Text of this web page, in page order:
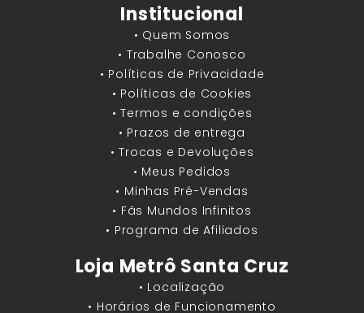
Institucional
• Quem Somos
• Trabalhe Conosco
• Políticas de Privacidade
• Políticas de Cookies
• Termos e condições
• Prazos de entrega
• Trocas e Devoluções
• Meus Pedidos
• Minhas Pré-Vendas
• Fãs Mundos Infinitos
• Programa de Afiliados
Loja Metrô Santa Cruz
• Localização
• Horários de Funcionamento